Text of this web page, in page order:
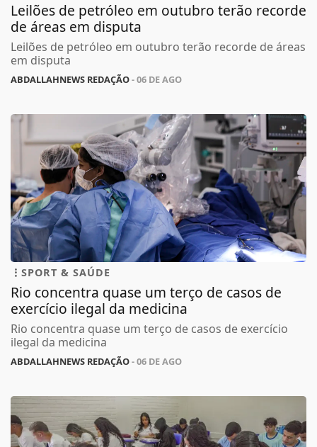
Leilões de petróleo em outubro terão recorde
de áreas em disputa
Leilões de petróleo em outubro terão recorde de áreas
em disputa
ABDALLAHNEWS REDAÇÃO- 06 DE AGO
SPORT & SAÚDE
Rio concentra quase um terço de casos de
exercício ilegal da medicina
Rio concentra quase um terço de casos de exercício
ilegal da medicina
ABDALLAHNEWS REDAÇÃO- 06 DE AGO